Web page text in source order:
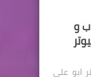
و
ابو علي